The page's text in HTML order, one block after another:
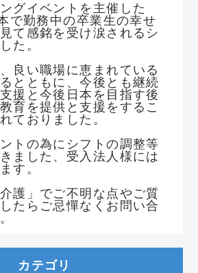
グイベントを主催した
で勤務中の卒業生の幸せ
て感銘を受け涙されるシ
た。
良い職場に恵まれている
とともに、今後とも継続
援と今後日本を目指す後
育を提供と支援をするこ
ておりました。
トの為にシフトの調整等
ました、受入法人様には
す。
護」でご不明な点やご質
たらご忌憚なくお問い合
カテゴリ